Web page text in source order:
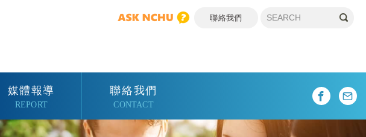
聯絡我們
媒體報導
REPORT
聯絡我們
CONTACT